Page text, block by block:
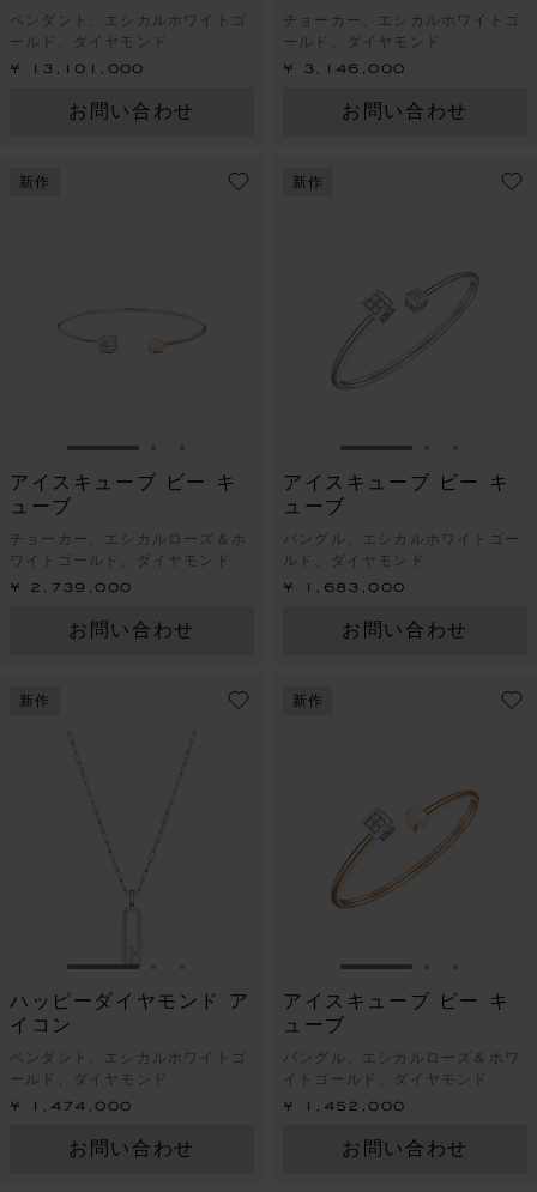
ペンダント、エシカルホワイトゴ
ールド、ダイヤモンド
¥ 13,101,000
お問い合わせ
チョーカー、エシカルホワイトゴ
ールド、ダイヤモンド
¥ 3,146,000
お問い合わせ
新作
スライドに移動 1スライドに移動 3
アイスキューブ ビー キ
ューブ
チョーカー、エシカルローズ＆ホ
ワイトゴールド、ダイヤモンド
¥ 2,739,000
お問い合わせ
新作
スライドに移動 1
アイスキューブ ビー キ
ューブ
バングル、エシカルホワイトゴー
ルド、ダイヤモンド
¥ 1,683,000
お問い合わせ
新作
スライドに移動 1スライドに移動 3
ハッピーダイヤモンド ア
イコン
ペンダント、エシカルホワイトゴ
ールド、ダイヤモンド
¥ 1,474,000
お問い合わせ
新作
スライドに移動 1
アイスキューブ ビー キ
ューブ
バングル、エシカルローズ＆ホワ
イトゴールド、ダイヤモンド
¥ 1,452,000
お問い合わせ